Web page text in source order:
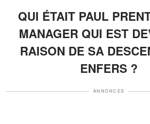
QUI ÉTAIT PAUL
MANAGER QUI EST
RAISON DE SA
ENFERS ?
ANNONCES